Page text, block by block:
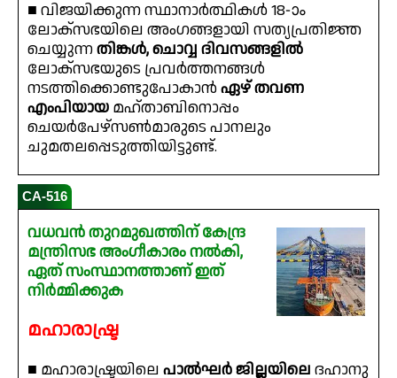
■ വിജയിക്കുന്ന സ്ഥാനാർത്ഥികൾ 18-ാം
ലോക്‌സഭയിലെ അംഗങ്ങളായി സത്യപ്രതിജ്ഞ
ചെയ്യുന്നതിങ്കൾ, ചൊവ്വ ദിവസങ്ങളിൽ
ലോക്‌സഭയുടെ പ്രവർത്തനങ്ങൾ
നടത്തിക്കൊണ്ടുപോകാൻഏഴ് തവണ
എംപിയായ മഹ്താബിനൊപ്പം
ചെയർപേഴ്‌സൺമാരുടെ പാനലും
ചുമതലപ്പെടുത്തിയിട്ടുണ്ട്.
CA-516
വധവൻ തുറമുഖത്തിന് കേന്ദ്ര
മന്ത്രിസഭ അംഗീകാരം നൽകി,
ഏത് സംസ്ഥാനത്താണ് ഇത്
നിർമ്മിക്കുക
മഹാരാഷ്ട്ര
■ മഹാരാഷ്ട്രയിലെ പാൽഘർ ജില്ലയിലെ ദഹാനു